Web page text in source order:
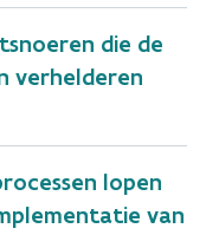
die de
verhelderen
lopen
van